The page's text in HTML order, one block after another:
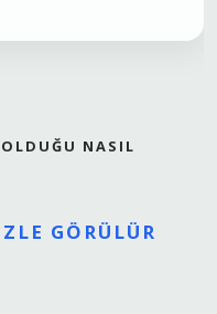
NASIL
GÖRÜLÜR